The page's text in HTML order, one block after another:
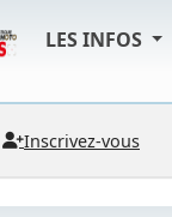
LES INFOS
Inscrivez-vous